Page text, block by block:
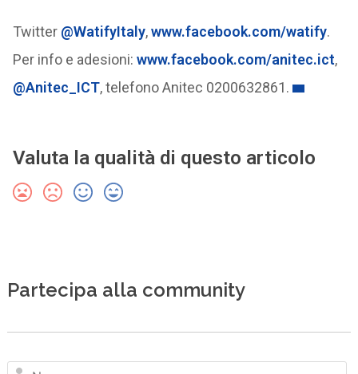
Twitter @WatifyItaly,www.facebook.com/watify.
Per info e adesioni: www.facebook.com/anitec.ict,
@Anitec_ICT, telefono Anitec 0200632861.
Valuta la qualità di questo articolo
Partecipa alla community